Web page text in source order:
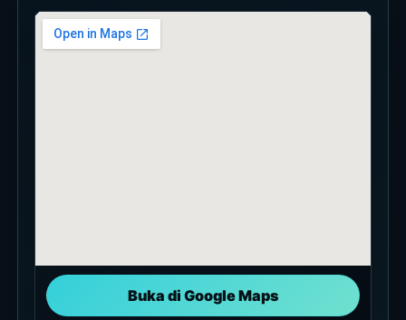
Buka di Google Maps